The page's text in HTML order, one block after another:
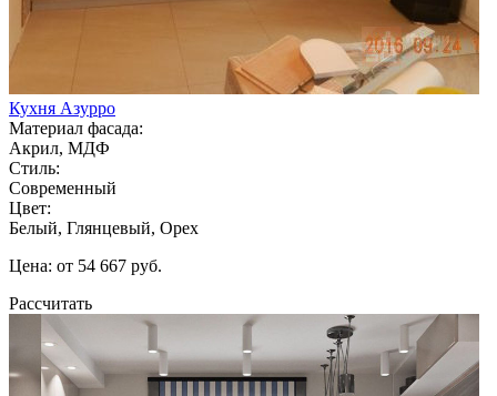
Кухня Азурро
Материал фасада:
Акрил, МДФ
Стиль:
Современный
Цвет:
Белый, Глянцевый, Орех
Цена: от 54 667 руб.
Рассчитать